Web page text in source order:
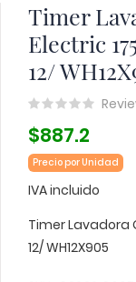
Timer
Electric
12/
$887.2
Precio por Unidad
IVA incluido
Timer Lavadora
12/ WH12X905